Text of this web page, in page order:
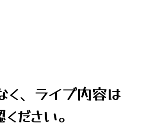
、ライブ内容は
ださい。